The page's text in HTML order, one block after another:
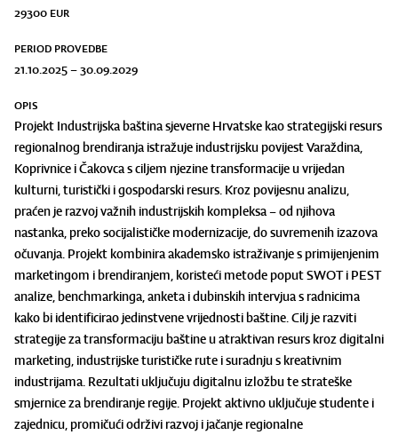
29300 eur
PERIOD PROVEDBE
21.10.2025 – 30.09.2029
OPIS
Projekt Industrijska baština sjeverne Hrvatske kao strategijski resurs
regionalnog brendiranja istražuje industrijsku povijest Varaždina,
Koprivnice i Čakovca s ciljem njezine transformacije u vrijedan
kulturni, turistički i gospodarski resurs. Kroz povijesnu analizu,
praćen je razvoj važnih industrijskih kompleksa – od njihova
nastanka, preko socijalističke modernizacije, do suvremenih izazova
očuvanja. Projekt kombinira akademsko istraživanje s primijenjenim
marketingom i brendiranjem, koristeći metode poput SWOT i PEST
analize, benchmarkinga, anketa i dubinskih intervjua s radnicima
kako bi identificirao jedinstvene vrijednosti baštine. Cilj je razviti
strategije za transformaciju baštine u atraktivan resurs kroz digitalni
marketing, industrijske turističke rute i suradnju s kreativnim
industrijama. Rezultati uključuju digitalnu izložbu te strateške
smjernice za brendiranje regije. Projekt aktivno uključuje studente i
zajednicu, promičući održivi razvoj i jačanje regionalne